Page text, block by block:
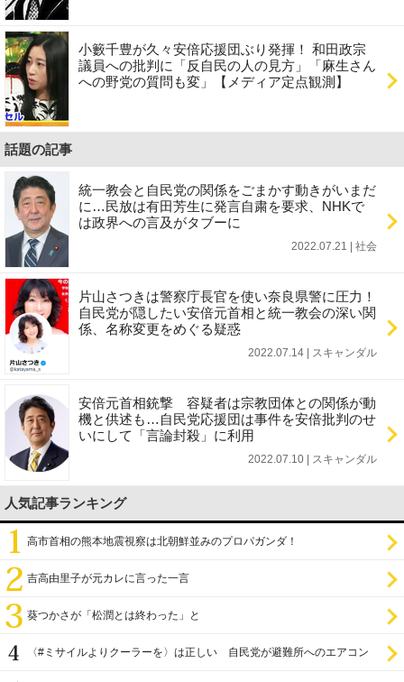
小籔千豊が久々安倍応援団ぶり発揮！ 和田政宗
議員への批判に「反自民の人の見方」「麻生さん
への野党の質問も変」【メディア定点観測】
話題の記事
統一教会と自民党の関係をごまかす動きがいまだ
に…民放は有田芳生に発言自粛を要求、NHKで
は政界への言及がタブーに
2022.07.21 | 社会
片山さつきは警察庁長官を使い奈良県警に圧力！
自民党が隠したい安倍元首相と統一教会の深い関
係、名称変更をめぐる疑惑
2022.07.14 | スキャンダル
安倍元首相銃撃 容疑者は宗教団体との関係が動
機と供述も…自民党応援団は事件を安倍批判のせ
いにして「言論封殺」に利用
2022.07.10 | スキャンダル
人気記事ランキング
高市首相の熊本地震視察は北朝鮮並みのプロパガンダ！
吉高由里子が元カレに言った一言
葵つかさが「松潤とは終わった」と
〈#ミサイルよりクーラーを〉は正しい 自民党が避難所へのエアコン